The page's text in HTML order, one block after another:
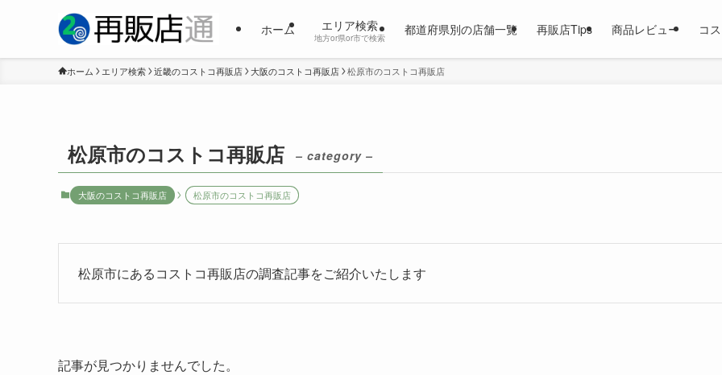
ホーム エリア検索
地方or県or市で検索
都道府県別の店舗一覧 再販店Tips 商品レビュー コ
ホーム エリア検索 近畿のコストコ再販店 大阪のコストコ再販店 松原市のコストコ再販店
松原市のコストコ再販店 – category –
大阪のコストコ再販店 松原市のコストコ再販店
松原市にあるコストコ再販店の調査記事をご紹介いたします
記事が見つかりませんでした。